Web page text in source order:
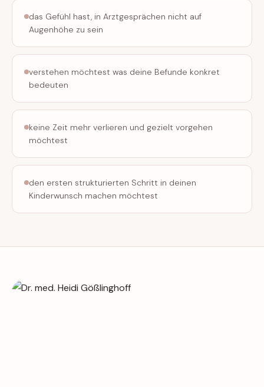
das Gefühl hast, in Arztgesprächen nicht auf
Augenhöhe zu sein
verstehen möchtest was deine Befunde konkret
bedeuten
keine Zeit mehr verlieren und gezielt vorgehen
möchtest
den ersten strukturierten Schritt in deinen
Kinderwunsch machen möchtest